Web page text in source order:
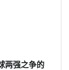
两强之争的